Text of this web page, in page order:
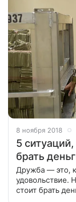
8 ноября 2018
5
брать
Дружба — это,
удовольствие.
стоит брать